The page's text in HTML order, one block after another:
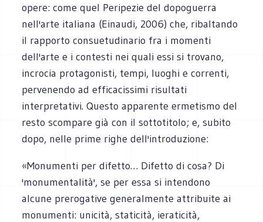
opere: come quel Peripezie del dopoguerra
nell'arte italiana (Einaudi, 2006) che, ribaltando
il rapporto consuetudinario fra i momenti
dell'arte e i contesti nei quali essi si trovano,
incrocia protagonisti, tempi, luoghi e correnti,
pervenendo ad efficacissimi risultati
interpretativi. Questo apparente ermetismo del
resto scompare già con il sottotitolo; e, subito
dopo, nelle prime righe dell'introduzione:
«Monumenti per difetto… Difetto di cosa? Di
'monumentalità', se per essa si intendono
alcune prerogative generalmente attribuite ai
monumenti: unicità, staticità, ieraticità,